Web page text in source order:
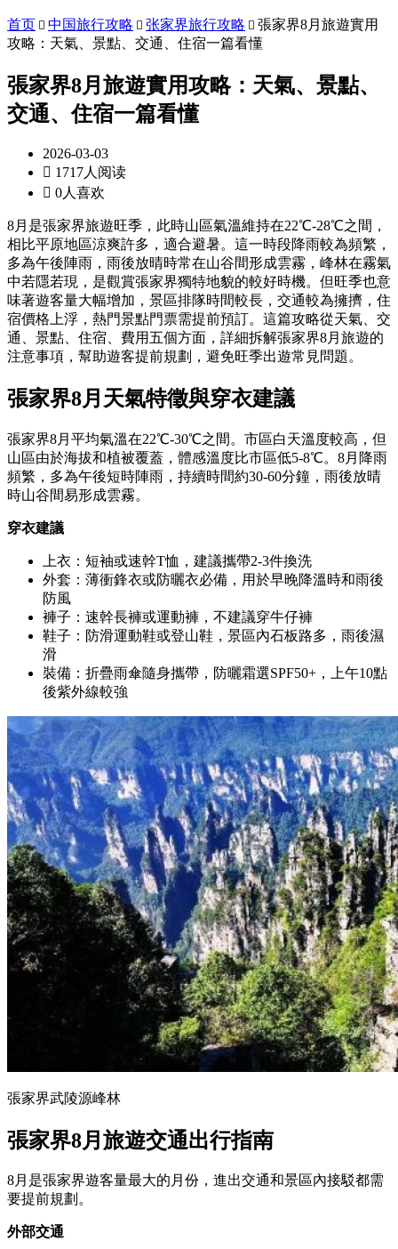
首页  中国旅行攻略  张家界旅行攻略  張家界8月旅遊實用
攻略：天氣、景點、交通、住宿一篇看懂
張家界8月旅遊實用攻略：天氣、景點、
交通、住宿一篇看懂
2026-03-03
 1717人阅读
 0人喜欢
8月是張家界旅遊旺季，此時山區氣溫維持在22℃-28℃之間，
相比平原地區涼爽許多，適合避暑。這一時段降雨較為頻繁，
多為午後陣雨，雨後放晴時常在山谷間形成雲霧，峰林在霧氣
中若隱若現，是觀賞張家界獨特地貌的較好時機。但旺季也意
味著遊客量大幅增加，景區排隊時間較長，交通較為擁擠，住
宿價格上浮，熱門景點門票需提前預訂。這篇攻略從天氣、交
通、景點、住宿、費用五個方面，詳細拆解張家界8月旅遊的
注意事項，幫助遊客提前規劃，避免旺季出遊常見問題。
張家界8月天氣特徵與穿衣建議
張家界8月平均氣溫在22℃-30℃之間。市區白天溫度較高，但
山區由於海拔和植被覆蓋，體感溫度比市區低5-8℃。8月降雨
頻繁，多為午後短時陣雨，持續時間約30-60分鐘，雨後放晴
時山谷間易形成雲霧。
穿衣建議
上衣：短袖或速幹T恤，建議攜帶2-3件換洗
外套：薄衝鋒衣或防曬衣必備，用於早晚降溫時和雨後
防風
褲子：速幹長褲或運動褲，不建議穿牛仔褲
鞋子：防滑運動鞋或登山鞋，景區內石板路多，雨後濕
滑
裝備：折疊雨傘隨身攜帶，防曬霜選SPF50+，上午10點
後紫外線較強
張家界武陵源峰林
張家界8月旅遊交通出行指南
8月是張家界遊客量最大的月份，進出交通和景區內接駁都需
要提前規劃。
外部交通